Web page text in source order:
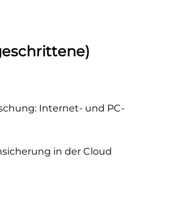
Internet- und PC-
in der Cloud